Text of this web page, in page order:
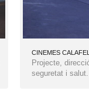
CINEMES
Projecte,
seguretat i